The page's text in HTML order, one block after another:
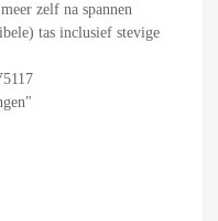
zelf na spannen
tas inclusief stevige